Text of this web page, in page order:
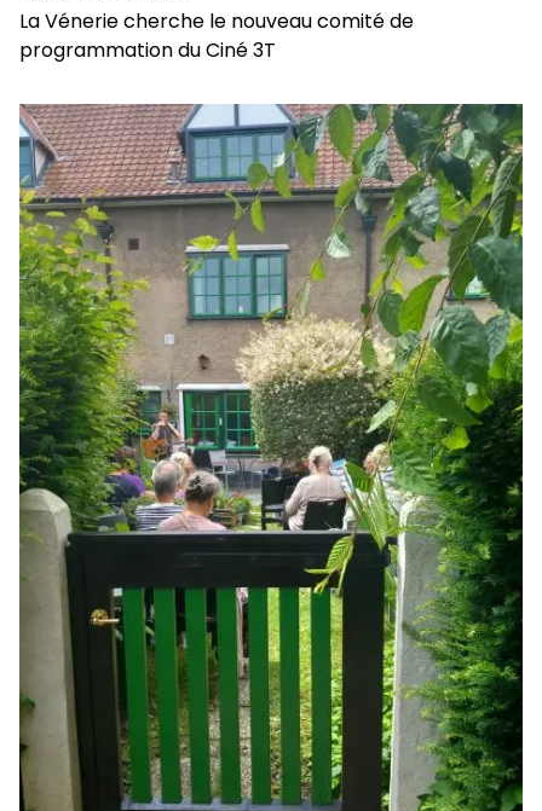
La Vénerie cherche le nouveau comité de
programmation du Ciné 3T